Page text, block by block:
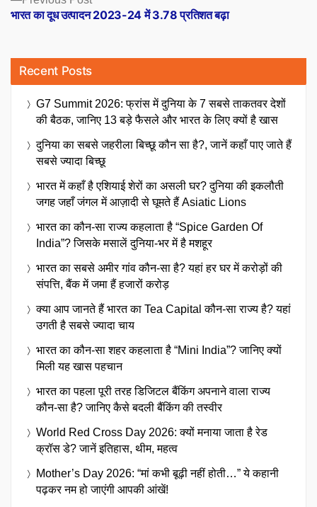
post:
भारत का दूध उत्पादन 2023-24 में 3.78 प्रतिशत बढ़ा
Recent Posts
G7 Summit 2026: फ्रांस में दुनिया के 7 सबसे ताकतवर देशों
की बैठक, जानिए 13 बड़े फैसले और भारत के लिए क्यों है खास
दुनिया का सबसे जहरीला बिच्छू कौन सा है?, जानें कहाँ पाए जाते हैं
सबसे ज्यादा बिच्छू
भारत में कहाँ है एशियाई शेरों का असली घर? दुनिया की इकलौती
जगह जहाँ जंगल में आज़ादी से घूमते हैं Asiatic Lions
भारत का कौन-सा राज्य कहलाता है “Spice Garden Of
India”? जिसके मसालें दुनिया-भर में है मशहूर
भारत का सबसे अमीर गांव कौन-सा है? यहां हर घर में करोड़ों की
संपत्ति, बैंक में जमा हैं हजारों करोड़
क्या आप जानते हैं भारत का Tea Capital कौन-सा राज्य है? यहां
उगती है सबसे ज्यादा चाय
भारत का कौन-सा शहर कहलाता है “Mini India”? जानिए क्यों
मिली यह खास पहचान
भारत का पहला पूरी तरह डिजिटल बैंकिंग अपनाने वाला राज्य
कौन-सा है? जानिए कैसे बदली बैंकिंग की तस्वीर
World Red Cross Day 2026: क्यों मनाया जाता है रेड
क्रॉस डे? जानें इतिहास, थीम, महत्व
Mother’s Day 2026: “मां कभी बूढ़ी नहीं होती…” ये कहानी
पढ़कर नम हो जाएंगी आपकी आंखें!